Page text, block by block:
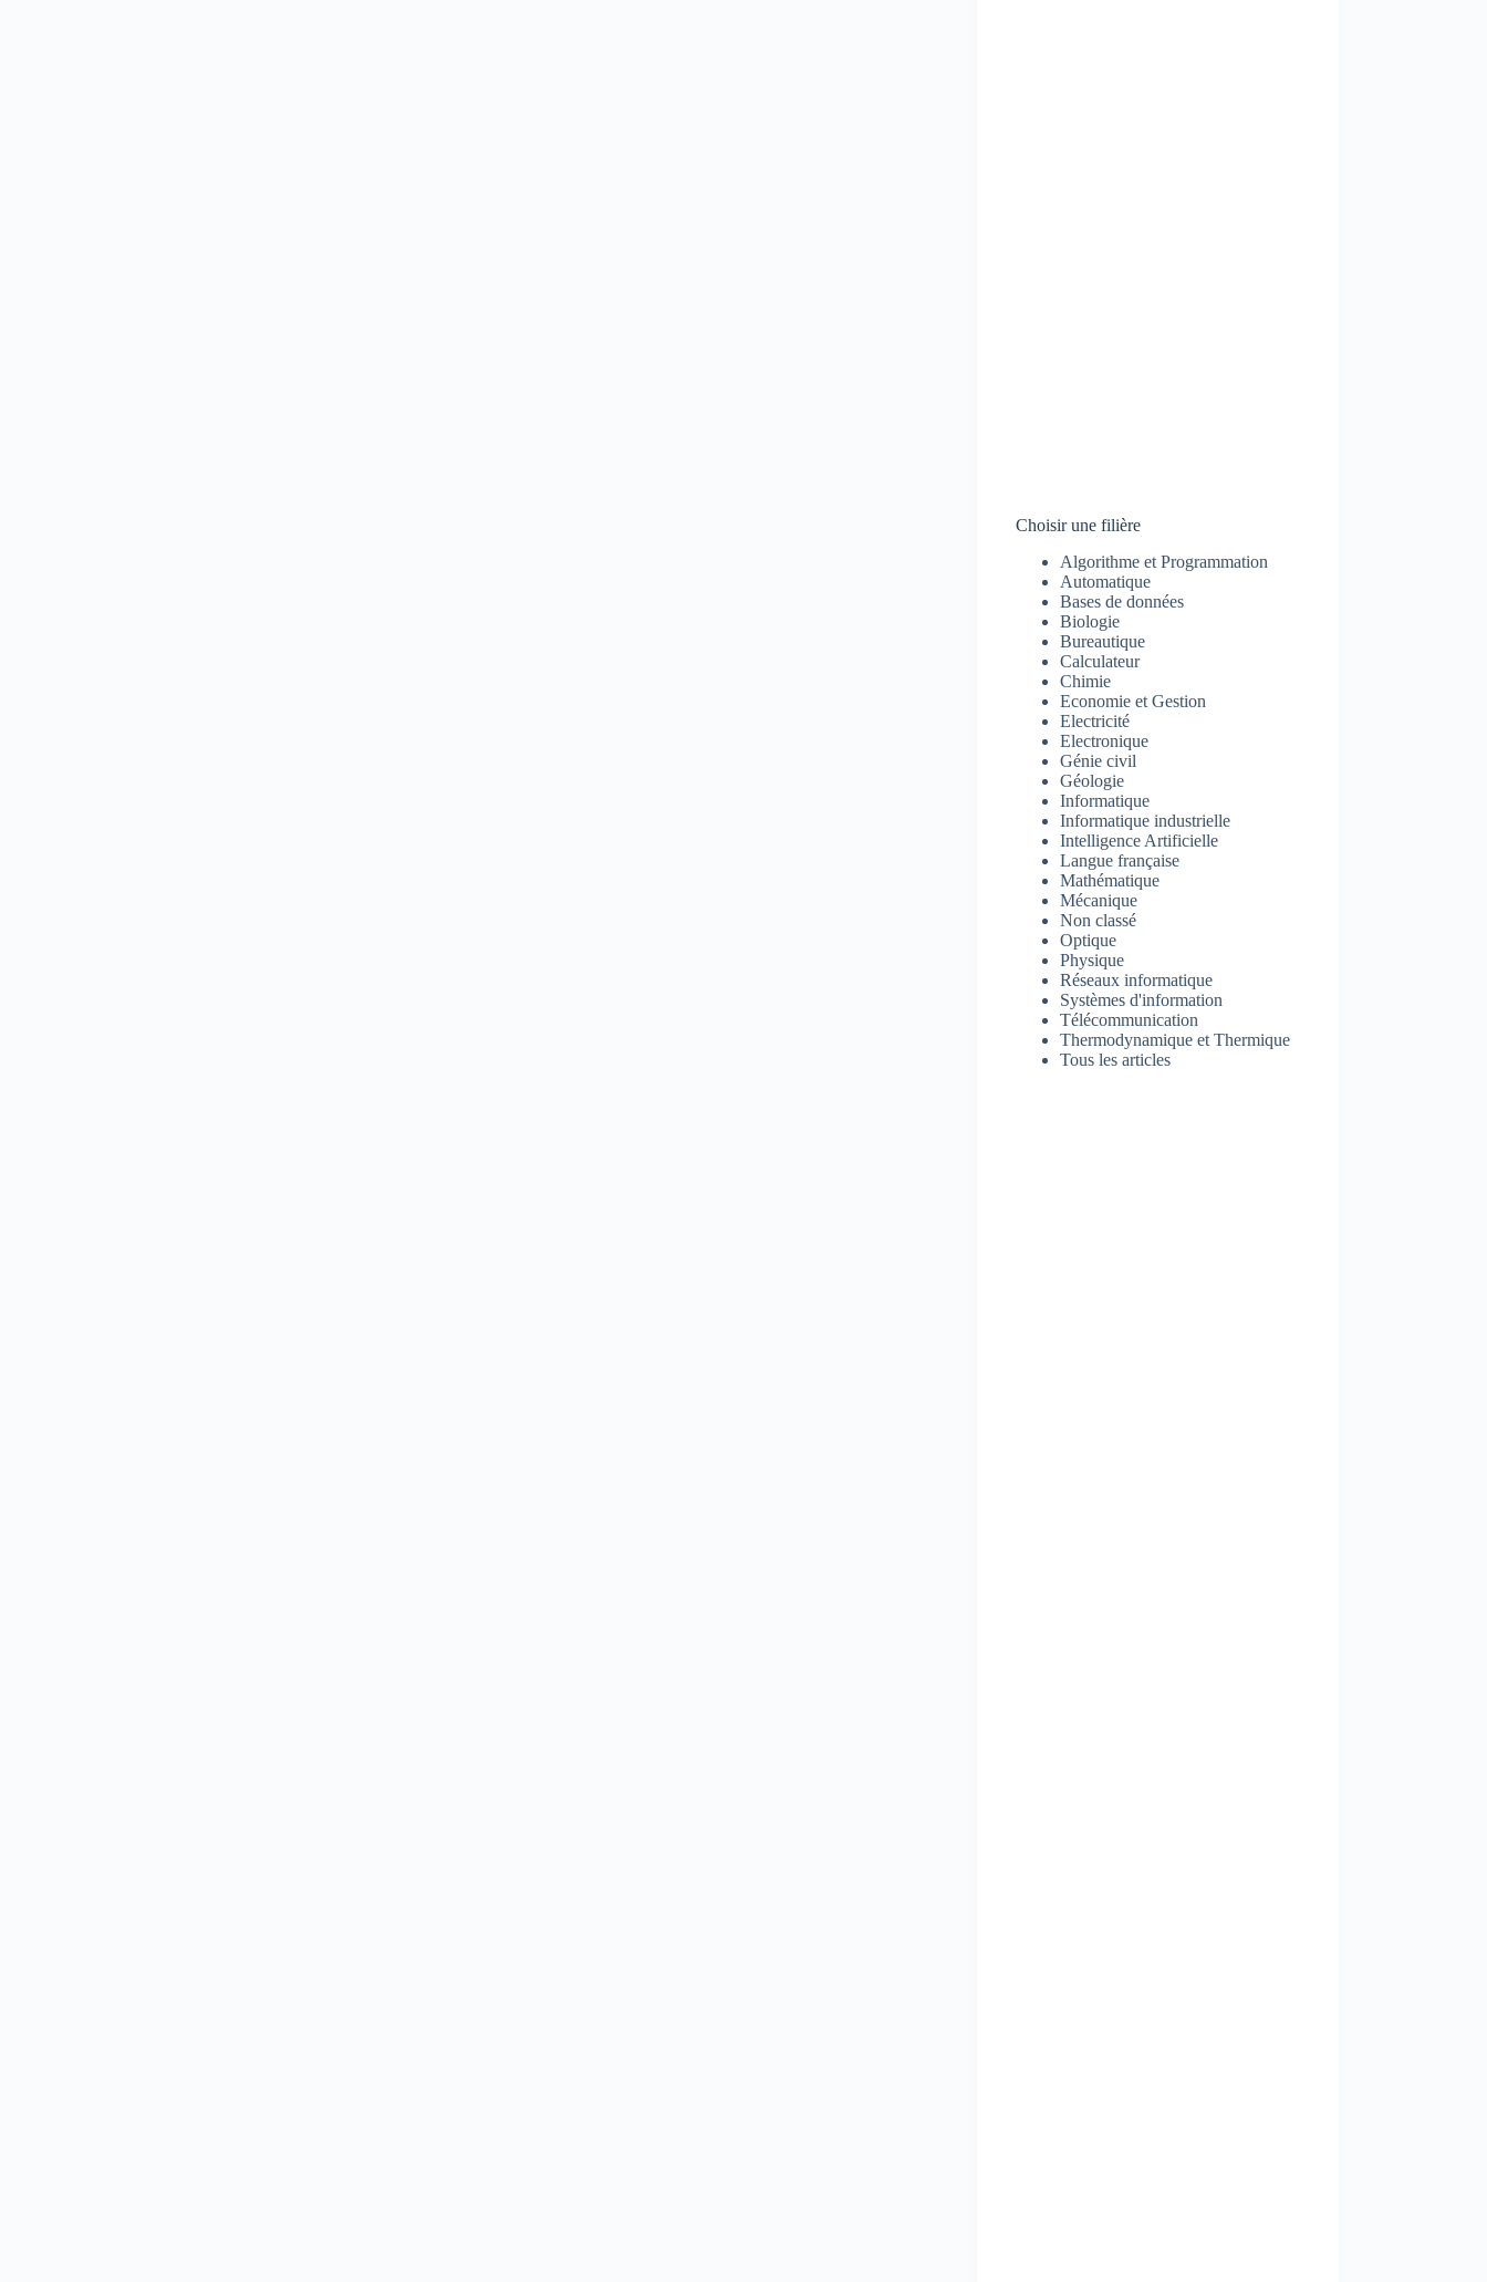
Choisir une filière
Algorithme et Programmation
Automatique
Bases de données
Biologie
Bureautique
Calculateur
Chimie
Economie et Gestion
Electricité
Electronique
Génie civil
Géologie
Informatique
Informatique industrielle
Intelligence Artificielle
Langue française
Mathématique
Mécanique
Non classé
Optique
Physique
Réseaux informatique
Systèmes d'information
Télécommunication
Thermodynamique et Thermique
Tous les articles